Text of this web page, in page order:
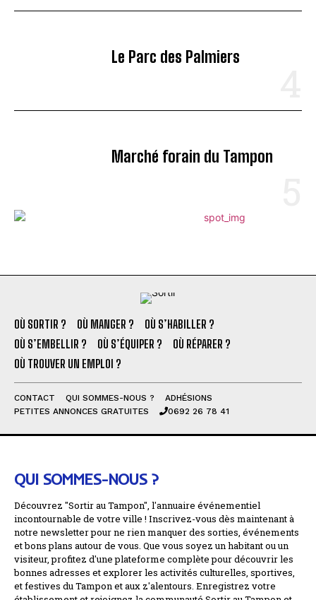
Le Parc des Palmiers
Marché forain du Tampon
OÙ SORTIR ? OÙ MANGER ?
OÙ S’HABILLER ?
OÙ S’EMBELLIR ?
OÙ S’ÉQUIPER ?
OÙ RÉPARER ?
OÙ TROUVER UN EMPLOI ?
CONTACT QUI SOMMES-NOUS ?
ADHÉSIONS
PETITES ANNONCES GRATUITES
0692 26 78 41
QUI SOMMES-NOUS ?
Découvrez "Sortir au Tampon", l'annuaire événementiel
incontournable de votre ville ! Inscrivez-vous dès maintenant à
notre newsletter pour ne rien manquer des sorties, événements
et bons plans autour de vous. Que vous soyez un habitant ou un
visiteur, profitez d'une plateforme complète pour découvrir les
bonnes adresses et explorer les activités culturelles, sportives,
et festives du Tampon et aux z'alentours. Enregistrez votre